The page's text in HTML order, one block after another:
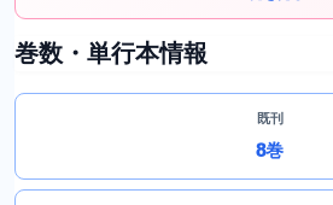
巻数・単行本情報
既刊
8巻